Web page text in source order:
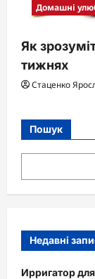
Домашні
Як
тижнях
Стаценко
Пошук
Недавні
Ирригатор